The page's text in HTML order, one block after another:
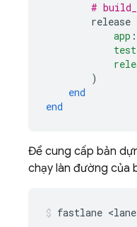
#
release
app :
)
end
end
Để cung cấp bản
chạy làn đường của
fastlane